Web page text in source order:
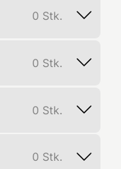
0 Stk.
0 Stk.
0 Stk.
0 Stk.